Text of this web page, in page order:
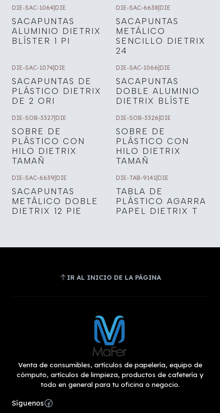
DIE-SAC-1064|DIE
SACAPUNTAS
ALUMINIO DIETRIX
BLÍSTER 1 PI
DIE-SAC-6638|DIE
SACAPUNTAS
METÁLICO
SENCILLO DIETRIX
24
DIE-SAC-1074 DIE
SACAPUNTAS DE
PLÁSTICO DIETRIX
DE 2 ORI
DIE-SAC-1066 DIE
SACAPUNTAS
DOBLE ALUMINIO
DIETRIX BLÍSTE
DIE-SOB-3327 DIE
SOBRE DE
PLÁSTICO CON
HILO DIETRIX
TAMAÑ
DIE-SOB-3326 DIE
SOBRE DE
PLÁSTICO CON
HILO DIETRIX
TAMAÑ
DIE-SAC-6639 DIE
SACAPUNTAS
METÁLICO DOBLE
DIETRIX 12 PIE
DIE-TAB-9141 DIE
TABLA DE
PLÁSTICO AGARRA
PAPEL DIETRIX T
IR AL INICIO DE LA PÁGINA
Venta de consumibles, artículos de papelería, equipo de
cómputo, artículos de limpieza, productos de cafetería y
todo en general para tu oficina o negocio.
Síguenos